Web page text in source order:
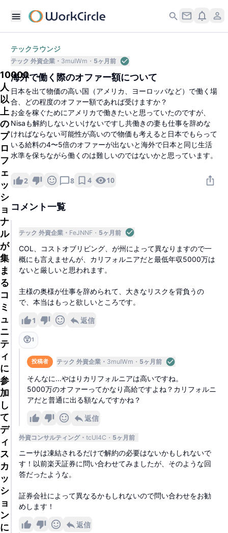
10000
人
以
上
の
プ
ロ
フ
ェ
ッ
シ
ョ
ナ
ル
が
集
ま
る
コ
ミ
ュ
ニ
テ
ィ
に
参
加
し
て
デ
ィ
ス
カ
ッ
シ
ョ
ン
に
テックラウンジ
テック 外資企業 3muIWm 5ヶ月前
海外で働く際のオファー額について
日本を出て物価の高い国（アメリカ、ヨーロッパなど）で働く場
合、どの程度のオファー額であれば受けますか？
お金を稼ぐためにアメリカで働きたいと思っていたのですが、
Nisaも解約しないといけないですし共働きの妻も仕事を辞めな
ければならない可能性が高いので物価も考えると日本でもらって
いる給料の4〜5倍のオファーが出ないと海外で日本と同じ生活
水準を保ちながら働くのは難しいのではないかと思っています。
2 8 4 10
コメント一覧
テック 外資企業 FeJNNF 5ヶ月前
COL、コストオブリビング、が州によって異なりますので一
概にも言えませんが、カリフォルニアだと最低年収5000万は
ないと厳しいと思われます。
主様の奥様が仕事を辞められて、大きなリスクを背負うの
で、本当はもっと欲しいところです。
1 返信
😲1
投稿者 テック 外資企業 3muIWm 5ヶ月前
そんなに...やはりカリフォルニアは高いですね。
5000万のオファーってかなり高給ですよね？カリフォルニ
アだと普通に出る額なんですかね？
返信
外資コンサルティング tcUI4C 5ヶ月前
ニーサは凍結されるだけで解約の必要はないかもしれないで
す！以前楽天証券に問い合わせてみましたが、そのような回
答だったような。
証券会社によって異なるかもしれないので問い合わせをお勧
めします！
返信